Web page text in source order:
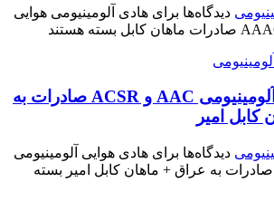
دیدگاه‌ها برای هادی آلومینیومی هوایی
بسته هستند
هادی هوایی آلومینیومی AAC و ACSR صادرات به
کابل امیر
دیدگاه‌ها برای هادی هوایی آلومینیومی
بسته